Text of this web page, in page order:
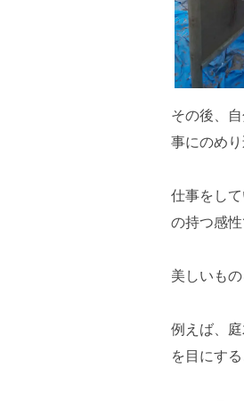
その後、
事にのめり
仕事をし
の持つ感
美しいも
例えば、
を目にす